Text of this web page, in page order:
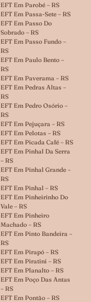
EFT Em Parobé – RS
EFT Em Passa-Sete – RS
EFT Em Passo Do
Sobrado – RS
EFT Em Passo Fundo –
RS
EFT Em Paulo Bento –
RS
EFT Em Paverama – RS
EFT Em Pedras Altas –
RS
EFT Em Pedro Osório –
RS
EFT Em Pejuçara – RS
EFT Em Pelotas – RS
EFT Em Picada Café – RS
EFT Em Pinhal Da Serra
– RS
EFT Em Pinhal Grande –
RS
EFT Em Pinhal – RS
EFT Em Pinheirinho Do
Vale – RS
EFT Em Pinheiro
Machado – RS
EFT Em Pinto Bandeira –
RS
EFT Em Pirapó – RS
EFT Em Piratini – RS
EFT Em Planalto – RS
EFT Em Poço Das Antas
– RS
EFT Em Pontão – RS